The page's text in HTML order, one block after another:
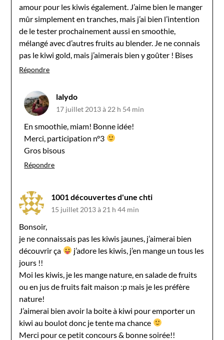
amour pour les kiwis également. J’aime bien le manger
mûr simplement en tranches, mais j’ai bien l’intention
de le tester prochainement aussi en smoothie,
mélangé avec d’autres fruits au blender. Je ne connais
pas le kiwi gold, mais j’aimerais bien y goûter ! Bises
Répondre
lalydo
17 juillet 2013 à 22 h 54 min
En smoothie, miam! Bonne idée!
Merci, participation n°3
Gros bisous
Répondre
1001 découvertes d'une chti
15 juillet 2013 à 21 h 44 min
Bonsoir,
je ne connaissais pas les kiwis jaunes, j’aimerai bien
découvrir ça
j’adore les kiwis, j’en mange un tous les
jours !!
Moi les kiwis, je les mange nature, en salade de fruits
ou en jus de fruits fait maison :p mais je les préfère
nature!
J’aimerai bien avoir la boite à kiwi pour emporter un
kiwi au boulot donc je tente ma chance
Merci pour ce petit concours & bonne soirée!!